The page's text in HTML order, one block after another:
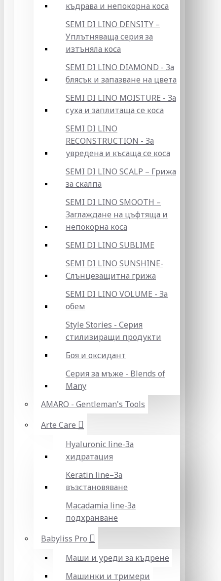
къдрава и непокорна коса
SEMI DI LINO DENSITY –
Уплътняваща серия за
изтъняла коса
SEMI DI LINO DIAMOND - За
блясък и запазване на цвета
SEMI DI LINO MOISTURE - За
суха и заплитаща се коса
SEMI DI LINO
RECONSTRUCTION - За
увредена и късаща се коса
SEMI DI LINO SCALP – Грижа
за скалпа
SEMI DI LINO SMOOTH –
Заглаждане на цъфтяща и
непокорна коса
SEMI DI LINO SUBLIME
SEMI DI LINO SUNSHINE-
Слънцезащитна грижа
SEMI DI LINO VOLUME - За
обем
Style Stories - Серия
стилизиращи продукти
Боя и оксидант
Серия за мъже - Blends of
Many
AMARO - Gentleman's Tools
Arte Care
Hyaluronic line-За
хидратация
Keratin line–За
възстановяване
Macadamia line-За
подхранване
Babyliss Pro
Маши и уреди за къдрене
Машинки и тримери